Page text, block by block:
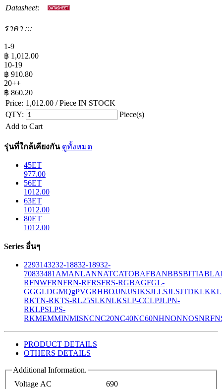
Datasheet:
ราคา :::
1-9
฿ 1,012.00
10-19
฿ 910.80
20++
฿ 860.20
Price: 1,012.00 / Piece IN STOCK
QTY:
Piece(s)
Add to Cart
รุ่นที่ใกล้เคียงกัน ดูทั้งหมด
45ET
977.00
56ET
1012.00
63ET
1012.00
80ET
1012.00
Series อื่นๆ
2293143232-18832-18932-
70833481 AMANLANNATCATOBAFBANBBSBITIABLA
RFNWFRNFRN-RFRSFRS-RGBAGFGL-
GGGLDGMQgPVGRHBOJJNJJSJKSJLLSJLSJTDKLK
RKTN-RKTS-RL25SLKNLKSLP-CCLPJLPN-
RKLPSLPS-
RKMEMMINMISNCNC20NC40NC60NHNONNOSNRF
PRODUCT DETAILS
OTHERS DETAILS
Additional Information.
Voltage AC
690